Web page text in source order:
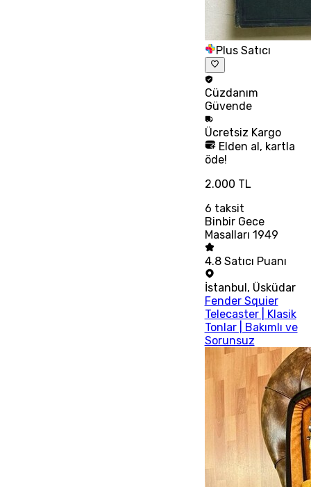
Plus Satıcı
Cüzdanım
Güvende
Ücretsiz Kargo
Elden al, kartla
öde!
2.000 TL
6 taksit
Binbir Gece
Masalları 1949
4.8 Satıcı Puanı
İstanbul, Üsküdar
Fender Squier
Telecaster | Klasik
Tonlar | Bakımlı ve
Sorunsuz